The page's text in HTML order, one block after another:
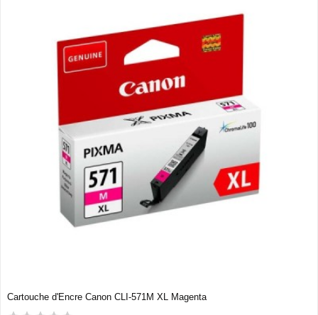
Cartouche d'Encre Canon CLI-571M XL Magenta